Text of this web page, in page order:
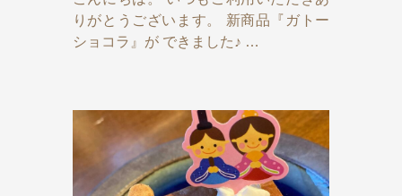
りがとうございます。 新商品『ガトー
ショコラ』が できました♪ …